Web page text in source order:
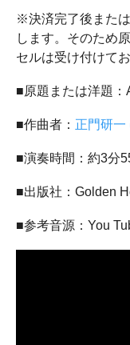
※決済完了後また
します。そのため
セルは受け付けて
■原題または洋題：
■作曲者： 正門研一
■演奏時間：約3分
■出版社：Golden
■参考音源：You